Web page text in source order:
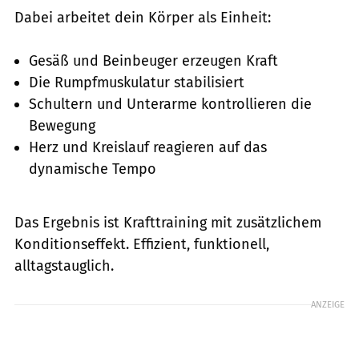
Dabei arbeitet dein Körper als Einheit:
Gesäß und Beinbeuger erzeugen Kraft
Die Rumpfmuskulatur stabilisiert
Schultern und Unterarme kontrollieren die
Bewegung
Herz und Kreislauf reagieren auf das
dynamische Tempo
Das Ergebnis ist Krafttraining mit zusätzlichem
Konditionseffekt. Effizient, funktionell,
alltagstauglich.
ANZEIGE